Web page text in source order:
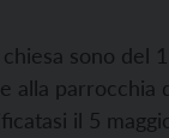
sono
alla parrocchia
il 5